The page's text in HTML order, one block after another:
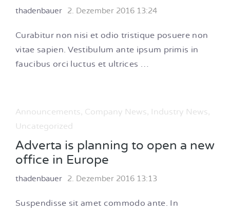
thadenbauer 2. Dezember 2016 13:24
Curabitur non nisi et odio tristique posuere non
vitae sapien. Vestibulum ante ipsum primis in
faucibus orci luctus et ultrices …
Announcements, Company News, Industry News,
Uncategorized
Adverta is planning to open a new
office in Europe
thadenbauer 2. Dezember 2016 13:13
Suspendisse sit amet commodo ante. In